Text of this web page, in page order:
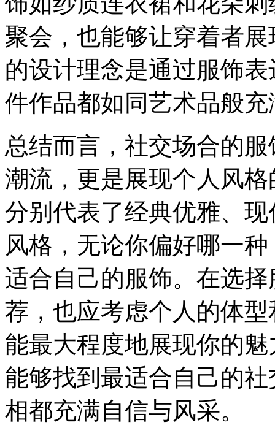
聚会，也能够让穿着者
的设计理念是通过服饰
件作品都如同艺术品般
总结而言，社交场合的
潮流，更是展现个人风
分别代表了经典优雅、
风格，无论你偏好哪一
适合自己的服饰。在选
荐，也应考虑个人的体
能最大程度地展现你的
能够找到最适合自己的
相都充满自信与风采。